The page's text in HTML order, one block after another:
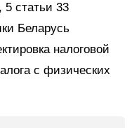
5 статьи 33
Беларусь
налоговой
с физических